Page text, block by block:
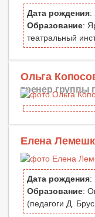
Дата рождения:
Образование:
театральный
Ольга
тренер группы
Елена
Дата рождения:
Образование:
(педагоги Д.